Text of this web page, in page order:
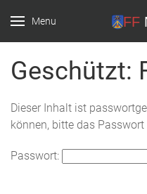
Menu
FF
Geschützt:
Dieser Inhalt ist
können, bitte das Passwort
Passwort: